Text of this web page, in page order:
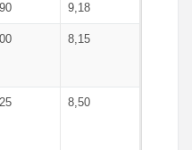
9,18
8,15
8,50